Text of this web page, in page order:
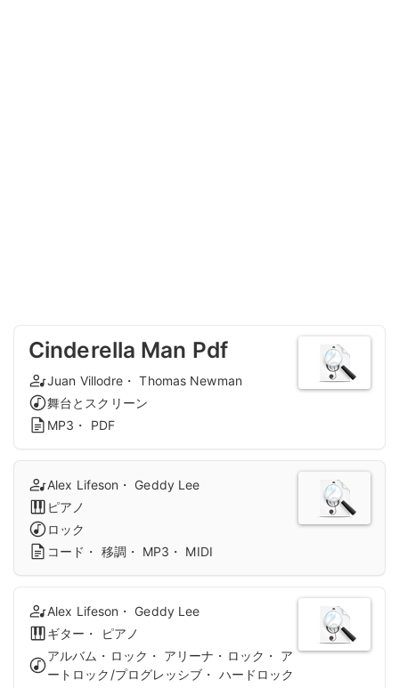
Cinderella Man Pdf
Juan Villodre・ Thomas Newman
舞台とスクリーン
MP3・ PDF
Alex Lifeson・ Geddy Lee
ピアノ
ロック
コード・ 移調・ MP3・ MIDI
Alex Lifeson・ Geddy Lee
ギター・ ピアノ
アルバム・ロック・ アリーナ・ロック・ ア
ートロック/プログレッシブ・ ハードロック